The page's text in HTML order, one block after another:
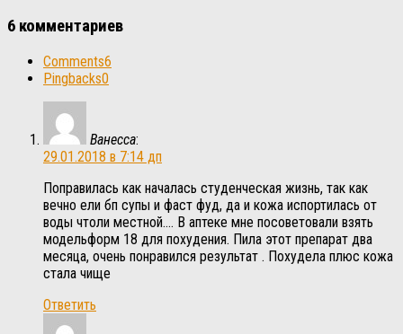
6 комментариев
Comments6
Pingbacks0
Ванесса:
29.01.2018 в 7:14 дп
Поправилась как началась студенческая жизнь, так как
вечно ели бп супы и фаст фуд, да и кожа испортилась от
воды чтоли местной…. В аптеке мне посоветовали взять
модельформ 18 для похудения. Пила этот препарат два
месяца, очень понравился результат . Похудела плюс кожа
стала чище
Ответить